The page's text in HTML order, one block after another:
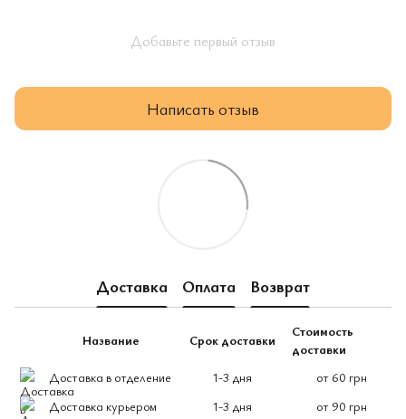
Добавьте первый отзыв
Написать отзыв
Доставка Оплата Возврат
Название Срок доставки
Стоимость
доставки
Доставка в отделение
1-3 дня
от 60 грн
Доставка курьером
1-3 дня
от 90 грн